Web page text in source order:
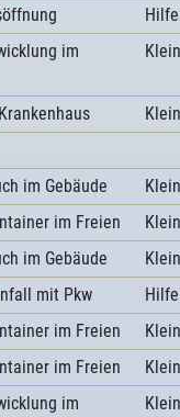
im
im Gebäude
im Freien
im Gebäude
mit Pkw
im Freien
im Freien
im